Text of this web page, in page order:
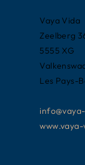
Vaya Vida
Zeelberg
5555 XG
Les Pays-